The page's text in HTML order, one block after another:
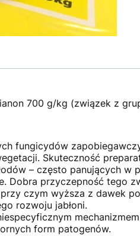
700 g/kg (związek z
fungicydów
Skuteczność
– często panujących
Dobra przyczepność tego
czym wyższa z dawek
rozwoju jabłoni.
form patogenów.